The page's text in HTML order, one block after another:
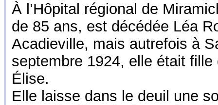
À l’Hôpital régional de
de 85 ans, est décédée Léa
Acadieville, mais autrefois à
septembre 1924, elle était
Élise.
Elle laisse dans le deuil une